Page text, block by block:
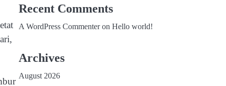
Recent Comments
A WordPress Commenteron Hello world!
Archives
August 2026